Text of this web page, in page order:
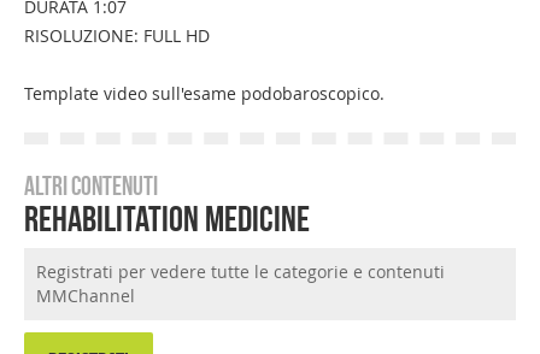
DURATA 1:07
RISOLUZIONE: FULL HD
Template video sull'esame podobaroscopico.
Altri contenuti
Rehabilitation Medicine
Registrati per vedere tutte le categorie e contenuti
MMChannel